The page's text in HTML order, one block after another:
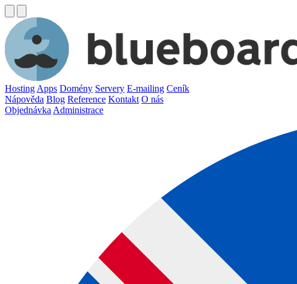
Hosting Apps Domény Servery E-mailing Ceník
Nápověda Blog Reference Kontakt O nás
Objednávka Administrace